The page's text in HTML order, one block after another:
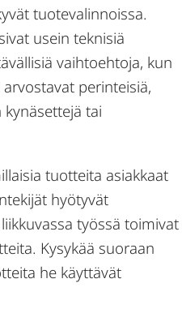
tuotevalinnoissa.
usein teknisiä
vaihtoehtoja, kun
perinteisiä,
tai
tuotteita asiakkaat
hyötyvät
työssä toimivat
Kysykää suoraan
he käyttävät